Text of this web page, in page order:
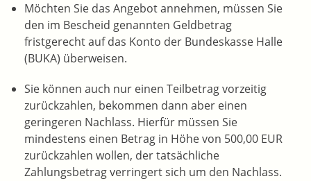
Möchten Sie das Angebot annehmen, müssen Sie
den im Bescheid genannten Geldbetrag
fristgerecht auf das Konto der Bundeskasse Halle
(BUKA) überweisen.
Sie können auch nur einen Teilbetrag vorzeitig
zurückzahlen, bekommen dann aber einen
geringeren Nachlass. Hierfür müssen Sie
mindestens einen Betrag in Höhe von 500,00 EUR
zurückzahlen wollen, der tatsächliche
Zahlungsbetrag verringert sich um den Nachlass.